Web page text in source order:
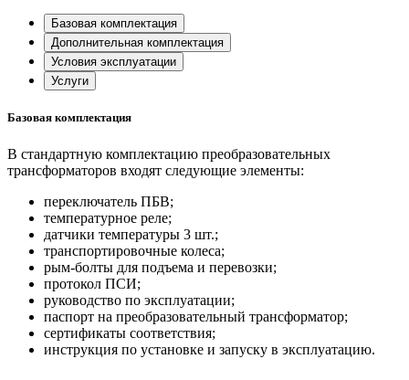
Базовая комплектация
Дополнительная комплектация
Условия эксплуатации
Услуги
Базовая комплектация
В стандартную комплектацию преобразовательных
трансформаторов входят следующие элементы:
переключатель ПБВ;
температурное реле;
датчики температуры 3 шт.;
транспортировочные колеса;
рым-болты для подъема и перевозки;
протокол ПСИ;
руководство по эксплуатации;
паспорт на преобразовательный трансформатор;
сертификаты соответствия;
инструкция по установке и запуску в эксплуатацию.